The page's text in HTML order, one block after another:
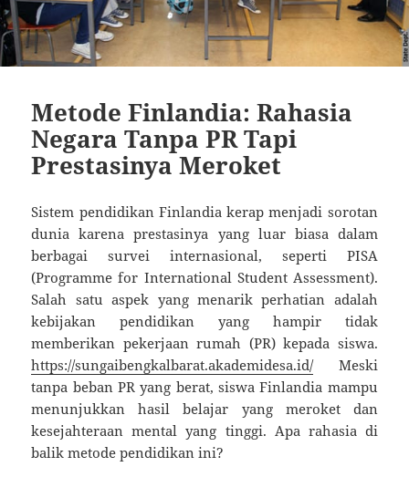
Metode Finlandia: Rahasia
Negara Tanpa PR Tapi
Prestasinya Meroket
Sistem pendidikan Finlandia kerap menjadi sorotan
dunia karena prestasinya yang luar biasa dalam
berbagai survei internasional, seperti PISA
(Programme for International Student Assessment).
Salah satu aspek yang menarik perhatian adalah
kebijakan pendidikan yang hampir tidak
memberikan pekerjaan rumah (PR) kepada siswa.
https://sungaibengkalbarat.akademidesa.id/Meski
tanpa beban PR yang berat, siswa Finlandia mampu
menunjukkan hasil belajar yang meroket dan
kesejahteraan mental yang tinggi. Apa rahasia di
balik metode pendidikan ini?